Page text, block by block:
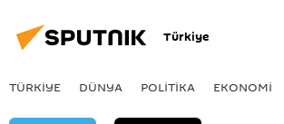
Türkiye
TÜRKIYE DÜNYA POLİTİKA EKONOMİ